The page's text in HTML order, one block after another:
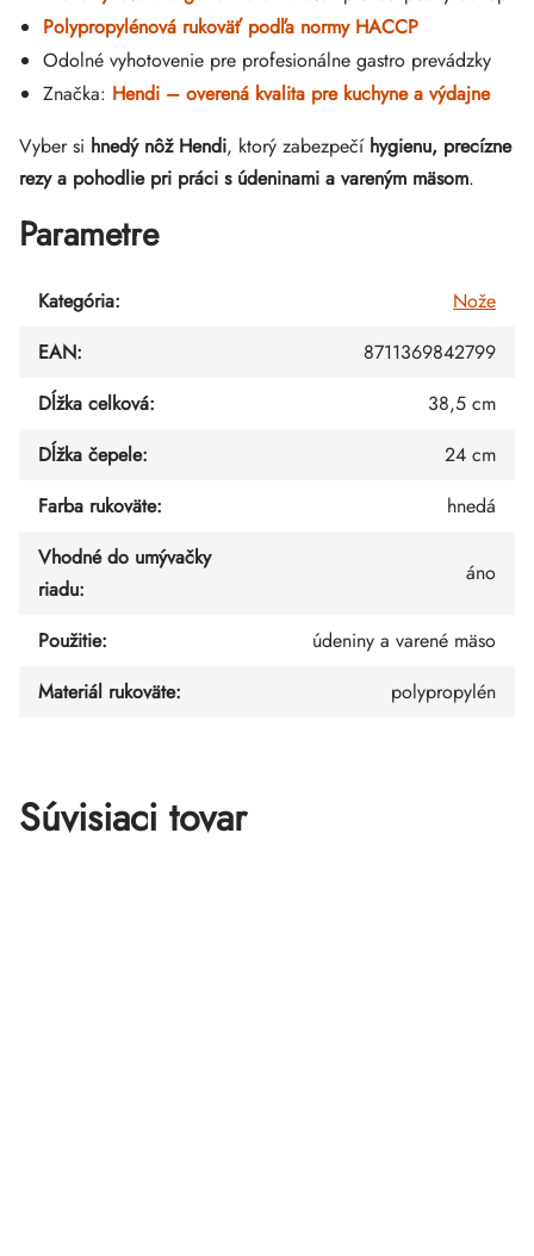
Polypropylénová rukoväť podľa normy HACCP
Odolné vyhotovenie pre profesionálne gastro prevádzky
Značka: Hendi – overená kvalita pre kuchyne a výdajne
Vyber si hnedý nôž Hendi, ktorý zabezpečí hygienu, precízne
rezy a pohodlie pri práci s údeninami a vareným mäsom.
Parametre
Kategória:
Nože
EAN:
8711369842799
Dĺžka celková:
38,5 cm
Dĺžka čepele:
24 cm
Farba rukoväte:
hnedá
Vhodné do umývačky
riadu:
áno
Použitie:
údeniny a varené mäso
Materiál rukoväte: polypropylén
Súvisiaci tovar